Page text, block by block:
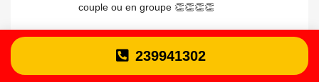
couple ou en groupe 👏👏👏👏
239941302